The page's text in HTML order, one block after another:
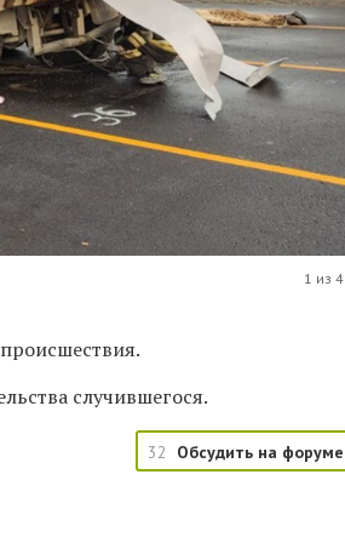
1 из 4
случившегося.
32 Обсудить на форуме